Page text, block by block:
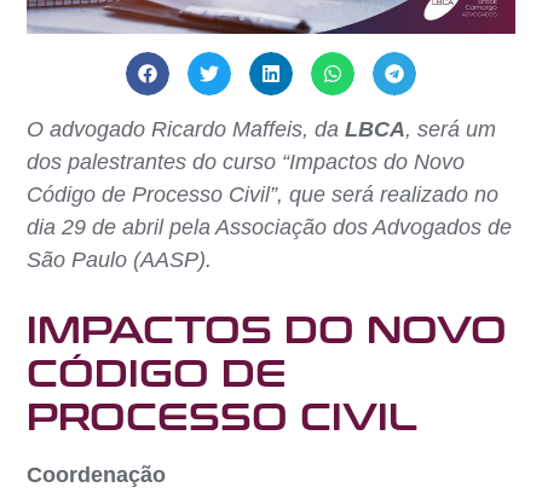
O advogado Ricardo Maffeis, daLBCA, será um
dos palestrantes do curso “Impactos do Novo
Código de Processo Civil”, que será realizado no
dia 29 de abril pela Associação dos Advogados de
São Paulo (AASP).
IMPACTOS DO NOVO
CÓDIGO DE
PROCESSO CIVIL
Coordenação